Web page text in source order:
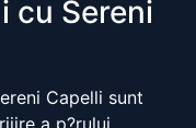
cu Sereni
Capelli sunt